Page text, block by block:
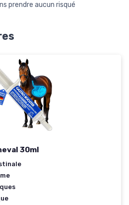
prendre aucun risqué
30ml